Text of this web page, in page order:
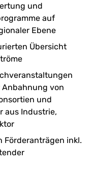
und
auf
Ebene
Übersicht
von
und
aus Industrie,
Förderanträgen inkl.